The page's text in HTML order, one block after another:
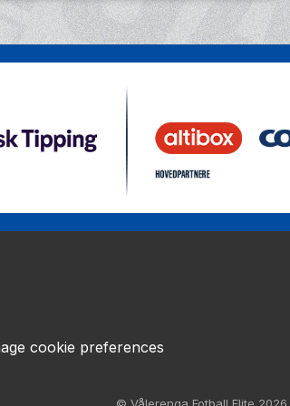
cookie preferences